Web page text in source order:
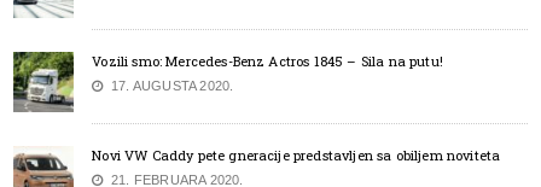
Vozili smo: Mercedes-Benz Actros 1845 – Sila na putu!
17. AUGUSTA 2020.
Novi VW Caddy pete gneracije predstavljen sa obiljem noviteta
21. FEBRUARA 2020.